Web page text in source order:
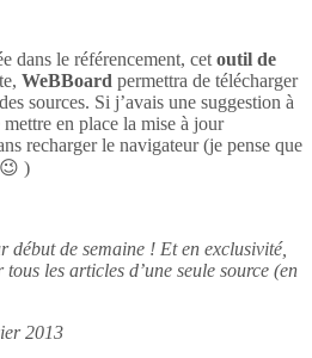
dans le référencement, cet outil de
WeBBoard permettra de télécharger
sources. Si j’avais une suggestion à
en place la mise à jour
recharger le navigateur (je pense que
)
début de semaine ! Et en exclusivité,
les articles d’une seule source (en
2013